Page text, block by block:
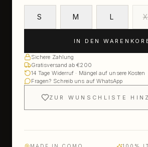
S M L
IN DEN
Sichere Zahlung
Gratisversand ab €200
14 Tage Widerruf · Mängel auf unsere Kosten
Fragen? Schreib uns auf WhatsApp
ZUR WUNSCHLISTE